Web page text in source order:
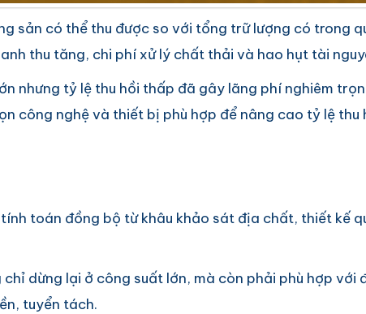
sản có thể thu được so với tổng trữ lượng có trong
thu tăng, chi phí xử lý chất thải và hao hụt tài
nhưng tỷ lệ thu hồi thấp đã gây lãng phí nghiêm
công nghệ và thiết bị phù hợp để nâng cao tỷ lệ thu
toán đồng bộ từ khâu khảo sát địa chất, thiết kế
dừng lại ở công suất lớn, mà còn phải phù hợp với
tuyển tách.